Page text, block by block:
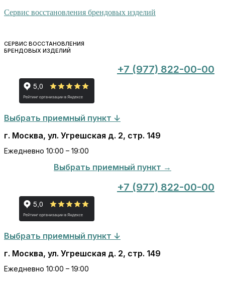
Сервис восстановления брендовых изделий
СЕРВИС ВОССТАНОВЛЕНИЯ
БРЕНДОВЫХ ИЗДЕЛИЙ
+7 (977) 822-00-00
Выбрать приемный пункт ↓
г. Москва, ул. Угрешская д. 2, стр. 149
Ежедневно 10:00 – 19:00
Выбрать приемный пункт →
+7 (977) 822-00-00
Выбрать приемный пункт ↓
г. Москва, ул. Угрешская д. 2, стр. 149
Ежедневно 10:00 – 19:00